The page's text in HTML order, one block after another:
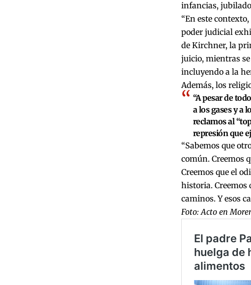
infancias,
“En este
poder judicial
de Kirchner, la
juicio, mientras
incluyendo a la
Además, los
“A pesar de
a los gases y a
reclamos al
represión que
“Sabemos que
común. Creemos
Creemos que el
historia. Creemos
caminos. Y esos
Foto: Acto en